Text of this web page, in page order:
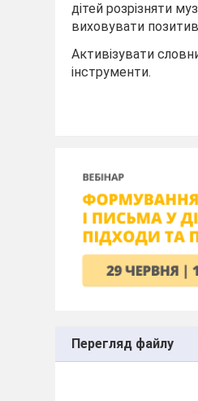
дітей розрізняти
виховувати
Активізувати
інструменти.
Перегляд файлу